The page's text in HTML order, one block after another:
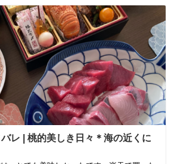
レ | 桃的美しき日々＊海の近くに